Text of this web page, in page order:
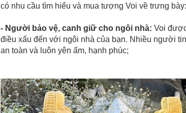
có nhu cầu tìm hiểu và mua tượng Voi về trưng bày:
- Người bảo vệ, canh giữ cho ngôi nhà: Voi
điều xấu đến với ngôi nhà của bạn. Nhiều người
an toàn và luôn yên ấm, hạnh phúc;